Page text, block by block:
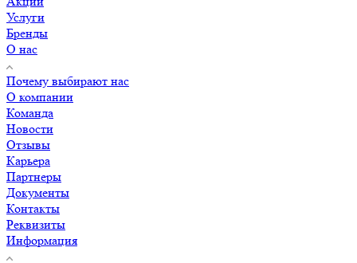
Услуги
Бренды
О нас
Почему выбирают нас
О компании
Команда
Новости
Отзывы
Карьера
Партнеры
Документы
Контакты
Реквизиты
Информация